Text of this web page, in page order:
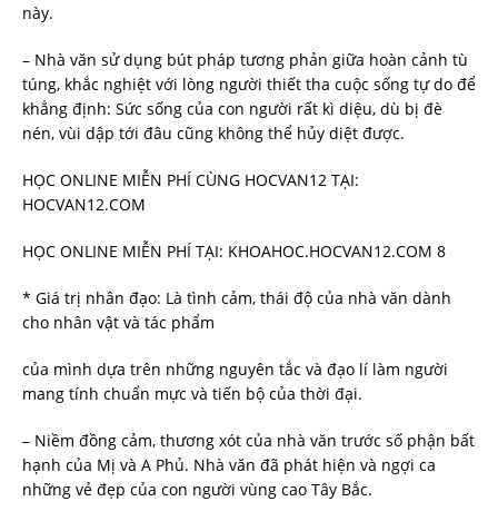
này.
– Nhà văn sử dụng bút pháp tương phản giữa hoàn cảnh tù
túng, khắc nghiệt với lòng người thiết tha cuộc sống tự do để
khẳng định: Sức sống của con người rất kì diệu, dù bị đè
nén, vùi dập tới đâu cũng không thể hủy diệt được.
HỌC ONLINE MIỄN PHÍ CÙNG HOCVAN12 TẠI:
HOCVAN12.COM
HỌC ONLINE MIỄN PHÍ TẠI: KHOAHOC.HOCVAN12.COM 8
* Giá trị nhân đạo: Là tình cảm, thái độ của nhà văn dành
cho nhân vật và tác phẩm
của mình dựa trên những nguyên tắc và đạo lí làm người
mang tính chuẩn mực và tiến bộ của thời đại.
– Niềm đồng cảm, thương xót của nhà văn trước số phận bất
hạnh của Mị và A Phủ. Nhà văn đã phát hiện và ngợi ca
những vẻ đẹp của con người vùng cao Tây Bắc.